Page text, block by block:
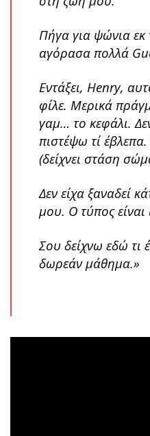
Πήγα για ψώνια
αγόρασα πολλά
Εντάξει, Henry,
φίλε. Μερικά
γαμ… το κεφάλι.
πιστέψω τί
(δείχνει στάση
Δεν είχα ξαναδεί
μου. Ο τύπος είναι
Σου δείχνω εδώ τι
δωρεάν μάθημα.»